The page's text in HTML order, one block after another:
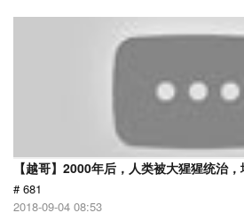
【越哥】2000年后，人类被大猩猩统治
# 681
2018-09-04 08:53